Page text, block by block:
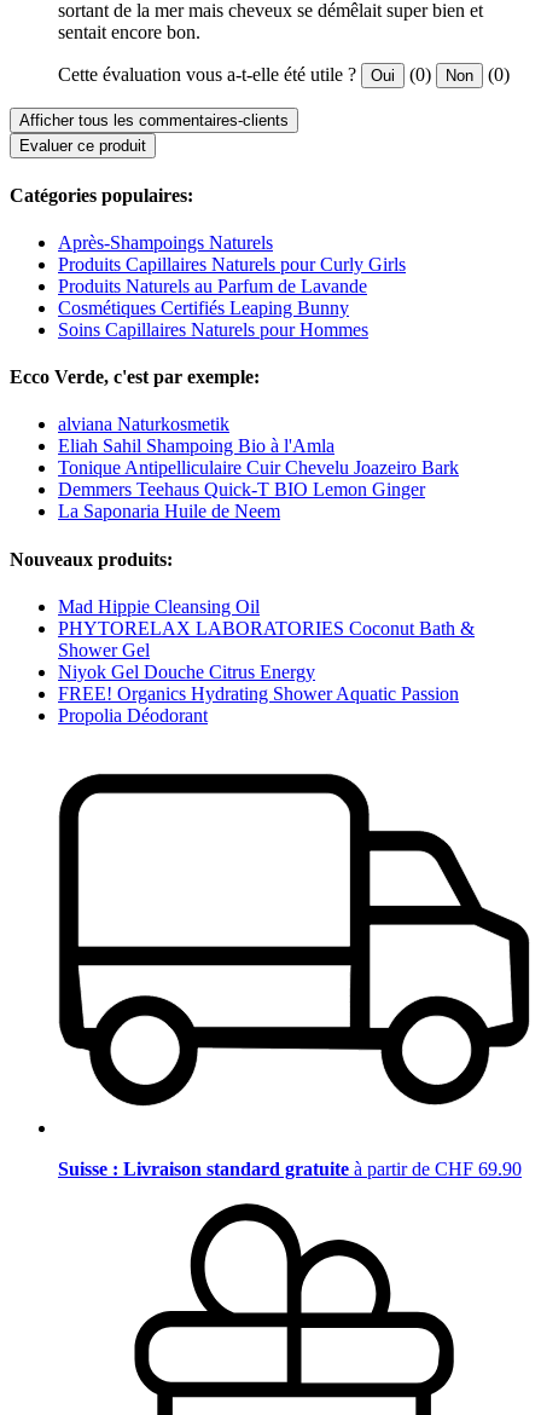
sortant de la mer mais cheveux se démêlait super bien et
sentait encore bon.
Cette évaluation vous a-t-elle été utile ? Oui (0) Non (0)
Afficher tous les commentaires-clients
Evaluer ce produit
Catégories populaires:
Après-Shampoings Naturels
Produits Capillaires Naturels pour Curly Girls
Produits Naturels au Parfum de Lavande
Cosmétiques Certifiés Leaping Bunny
Soins Capillaires Naturels pour Hommes
Ecco Verde, c'est par exemple:
alviana Naturkosmetik
Eliah Sahil Shampoing Bio à l'Amla
Tonique Antipelliculaire Cuir Chevelu Joazeiro Bark
Demmers Teehaus Quick-T BIO Lemon Ginger
La Saponaria Huile de Neem
Nouveaux produits:
Mad Hippie Cleansing Oil
PHYTORELAX LABORATORIES Coconut Bath &
Shower Gel
Niyok Gel Douche Citrus Energy
FREE! Organics Hydrating Shower Aquatic Passion
Propolia Déodorant
Suisse : Livraison standard gratuite à partir de CHF 69.90